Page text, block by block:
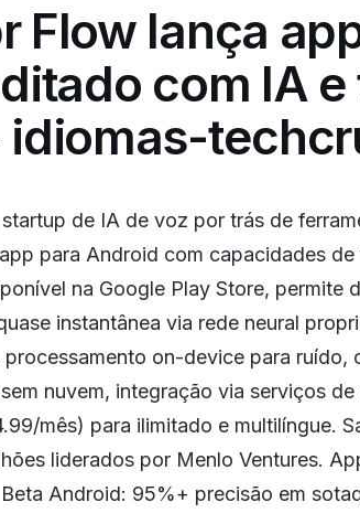
Flow lança
com IA
idiomas-
de IA de voz por trás de
para Android com capacidades
na Google Play Store, permite
instantânea via rede neural
on-device para ruído,
nuvem, integração via serviços
mês) para ilimitado e multilíngue.
liderados por Menlo Ventures.
Android: 95%+ precisão em